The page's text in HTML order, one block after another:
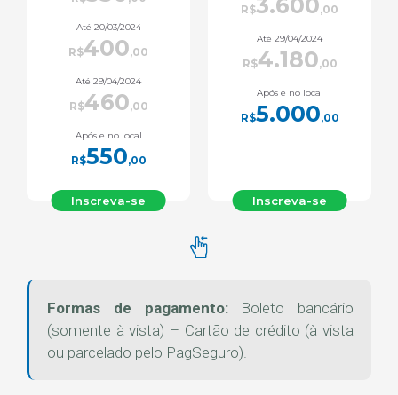
3.600
Até 29/04/2024
4.180
Após e no local
5.000
Inscreva-se
R$1.170,00
Até 29/04/2024
R$1.350,00
Após e no local
R$1.600,00
Inscreva-se
Formas de pagamento: Boleto bancário
(somente à vista) – Cartão de crédito (à vista
ou parcelado pelo PagSeguro).